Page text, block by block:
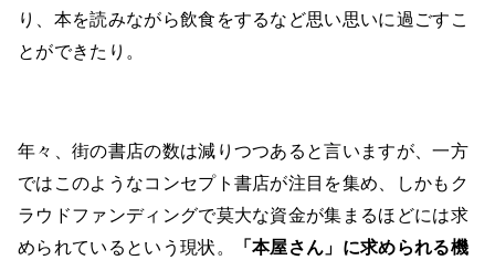
り、本を読みながら飲食をするなど思い思いに過ごすこ
とができたり。
年々、街の書店の数は減りつつあると言いますが、一方
ではこのようなコンセプト書店が注目を集め、しかもク
ラウドファンディングで莫大な資金が集まるほどには求
められているという現状。
「本屋さん」に求められる機